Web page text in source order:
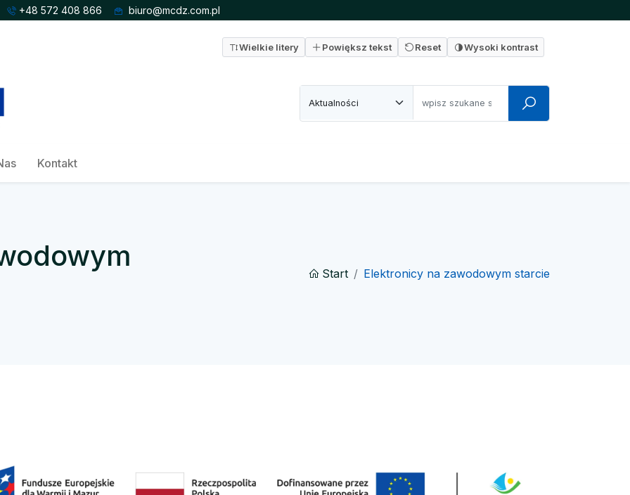
+48 572 408 866 biuro@mcdz.com.pl
Wielkie litery Powiększ tekst Reset Wysoki kontrast
Kontakt
Start Elektronicy na zawodowym starcie